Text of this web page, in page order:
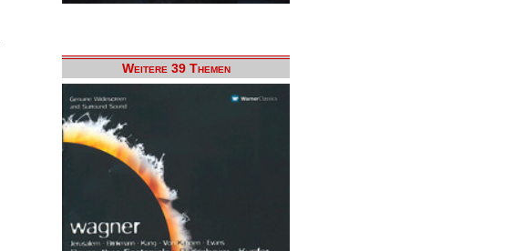
Weitere 39 Themen